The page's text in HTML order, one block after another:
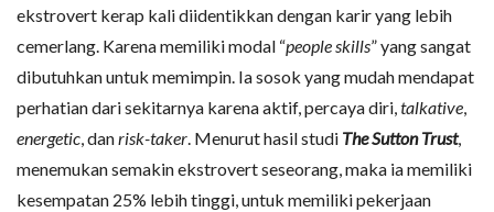
ekstrovert kerap kali diidentikkan dengan karir yang lebih
cemerlang. Karena memiliki modal “people skills” yang sangat
dibutuhkan untuk memimpin. Ia sosok yang mudah mendapat
perhatian dari sekitarnya karena aktif, percaya diri,talkative,
energetic, danrisk-taker. Menurut hasil studi The Sutton Trust,
menemukan semakin ekstrovert seseorang, maka ia memiliki
kesempatan 25% lebih tinggi, untuk memiliki pekerjaan